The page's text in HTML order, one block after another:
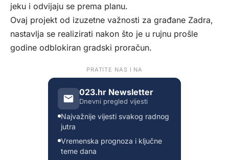
jeku i odvijaju se prema planu.
Ovaj projekt od izuzetne važnosti za građane Zadra,
nastavlja se realizirati nakon što je u rujnu prošle
godine odblokiran gradski proračun.
PRATITE NAS I NA
023.hr Newsletter
Dnevni pregled vijesti
Najvažnije vijesti svakog radnog
jutra
Vremenska prognoza i ključne
teme dana